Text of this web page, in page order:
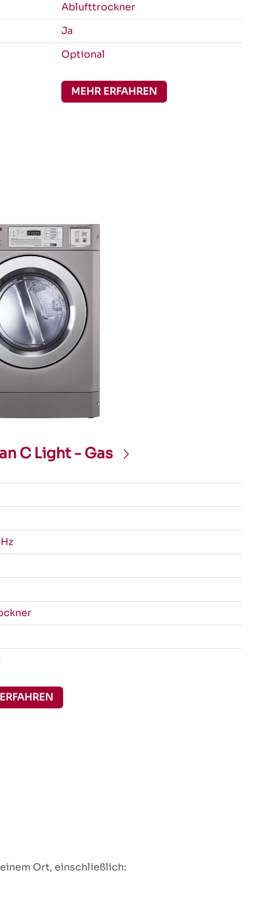
Ablufttrockner
Ja
Optional
MEHR ERFAHREN
C Light - Gas
Ort, einschließlich: